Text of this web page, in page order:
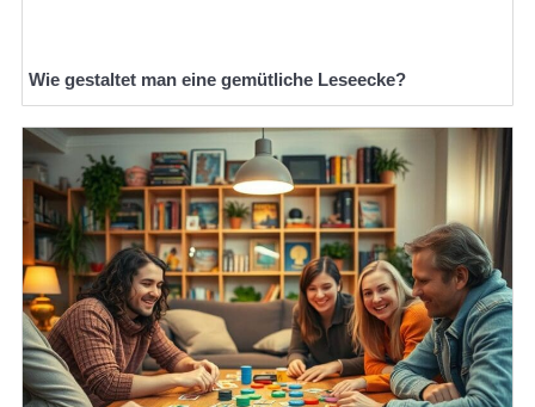
Wie gestaltet man eine gemütliche Leseecke?